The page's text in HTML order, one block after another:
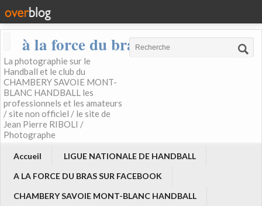
à la force du bras
La photographie sur le
Handball et le club du
CHAMBERY SAVOIE MONT-
BLANC HANDBALL les
professionnels et les amateurs
/ site non officiel / le site de
Jean Pierre RIBOLI /
Photographe
Accueil
LIGUE NATIONALE DE HANDBALL
A LA FORCE DU BRAS SUR FACEBOOK
CHAMBERY SAVOIE MONT-BLANC HANDBALL